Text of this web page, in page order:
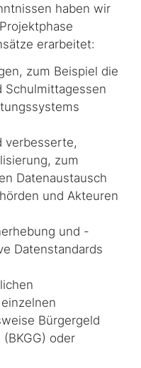
haben wir
erarbeitet:
zum Beispiel die
Schulmittagessen
verbesserte,
zum
Datenaustausch
und Akteuren
und -
Datenstandards
Bürgergeld
oder